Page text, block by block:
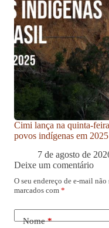
Cimi lança na quinta-
povos indígenas em 2025
7 de agosto de
Deixe um comentário
O seu endereço de e-mail
marcados com *
Nome*